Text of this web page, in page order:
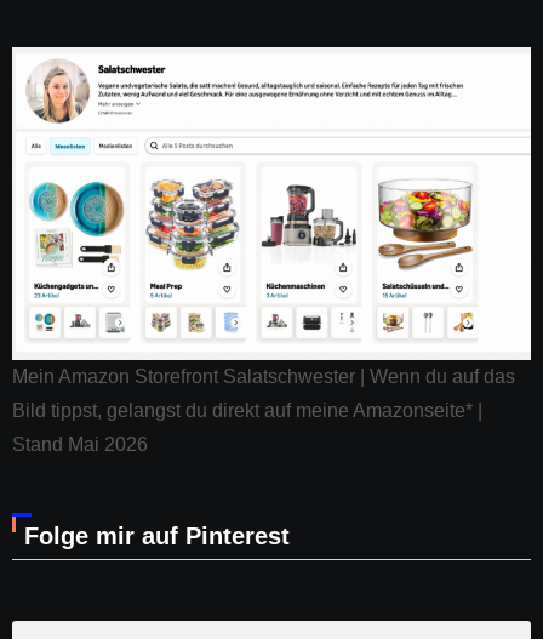
Mein Amazon Storefront Salatschwester | Wenn du auf das
Bild tippst, gelangst du direkt auf meine Amazonseite* |
Stand Mai 2026
Folge mir auf Pinterest